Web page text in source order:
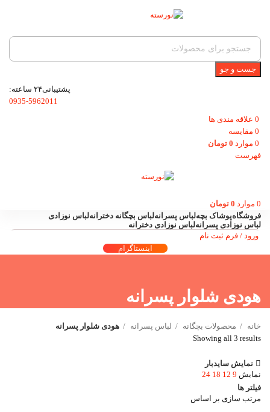
جست و جو
پشتیبانی۲۴ ساعته:
0935-5962011
0 علاقه مندی ها
0 مقایسه
0 موارد 0 تومان
فهرست
0 موارد 0 تومان
فروشگاهپوشاک بچهلباس پسرانهلباس بچگانه دخترانهلباس نوزادی
لباس نوزادی پسرانهلباس نوزادی دخترانه
ورود / فرم ثبت نام
اینستاگرام
هودی شلوار پسرانه
خانه محصولات بچگانه لباس پسرانه
هودی شلوار پسرانه
Showing all 3 results
نمایش سایدبار
نمایش 9
12
18
24
فیلتر ها
مرتب سازی بر اساس